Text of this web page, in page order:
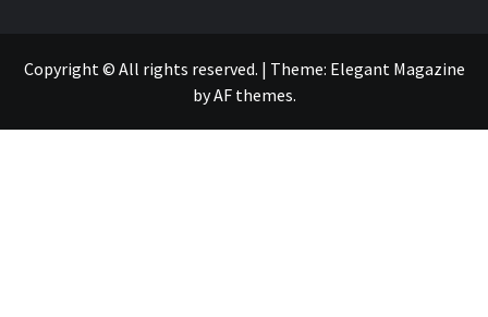
Copyright © All rights reserved. | Theme: Elegant Magazine
byAF themes.